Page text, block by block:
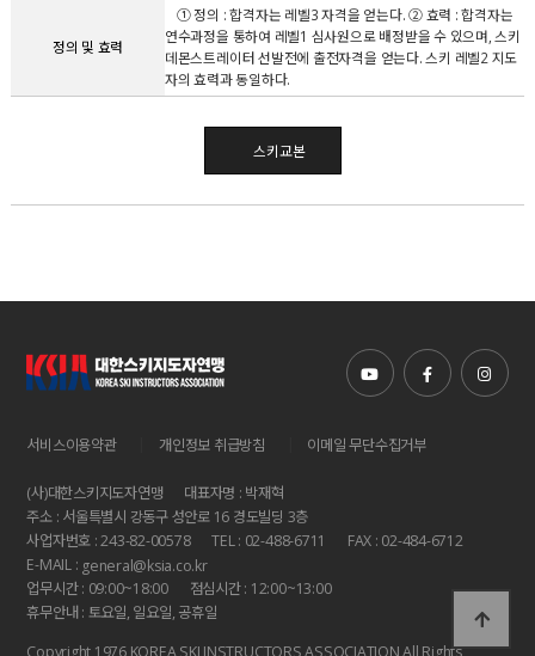
정의 및 효력
① 정의 : 합격자는 레벨3 자격을 얻는다. ② 효력 : 합격자는
연수과정을 통하여 레벨1 심사원으로 배정받을 수 있으며, 스키
데몬스트레이터 선발전에 출전자격을 얻는다. 스키 레벨2 지도
자의 효력과 동일하다.
스키교본
서비스이용약관 개인정보 취급방침 이메일 무단수집거부
(사)대한스키지도자연맹
대표자명 : 박재혁
주소 : 서울특별시 강동구 성안로 16 경도빌딩 3층
사업자번호 : 243-82-00578
TEL : 02-488-6711
FAX : 02-484-6712
E-MAIL : general@ksia.co.kr
업무시간 : 09:00~18:00
점심시간 : 12:00~13:00
휴무안내 : 토요일, 일요일, 공휴일